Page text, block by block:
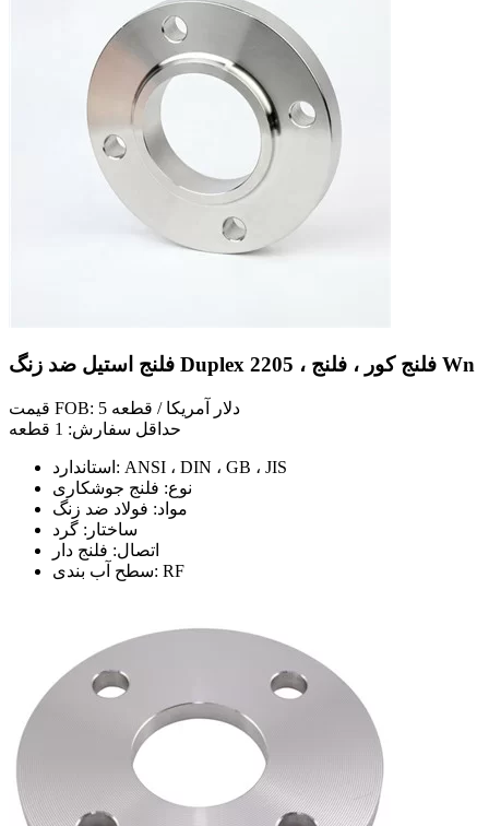
فلنج استیل ضد زنگ Duplex 2205 ، فلنج کور ، فلنج Wn
قیمت FOB: 5 دلار آمریکا / قطعه
حداقل سفارش: 1 قطعه
استاندارد: ANSI ، DIN ، GB ، JIS
نوع: فلنج جوشکاری
مواد: فولاد ضد زنگ
ساختار: گرد
اتصال: فلنج دار
سطح آب بندی: RF